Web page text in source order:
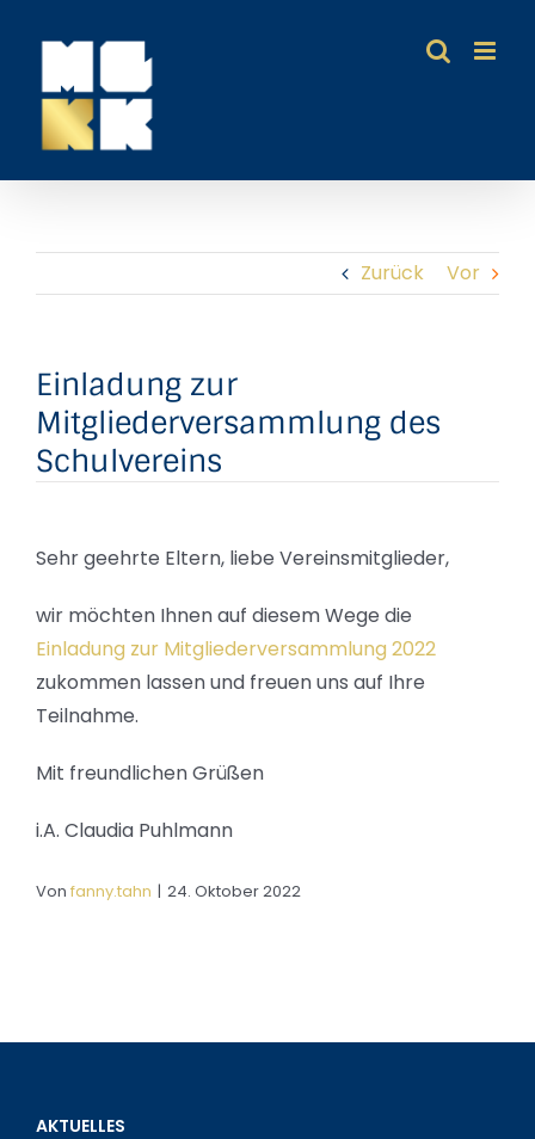
Inhalt
springen
Zurück Vor
Einladung zur
Mitgliederversammlung des
Schulvereins
Sehr geehrte Eltern, liebe Vereinsmitglieder,
wir möchten Ihnen auf diesem Wege die
Einladung zur Mitgliederversammlung 2022
zukommen lassen und freuen uns auf Ihre
Teilnahme.
Mit freundlichen Grüßen
i.A. Claudia Puhlmann
Von fanny.tahn | 24. Oktober 2022
AKTUELLES